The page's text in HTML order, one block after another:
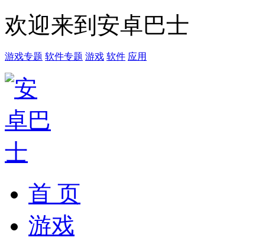
欢迎来到安卓巴士
游戏专题 软件专题 游戏 软件 应用
首 页
游戏